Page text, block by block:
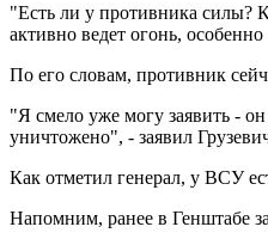
"Есть ли у противника силы?
активно ведет огонь,
По его словам, противник
"Я смело уже могу заявить -
уничтожено", - заявил
Как отметил генерал, у ВСУ
Напомним, ранее в Генштабе